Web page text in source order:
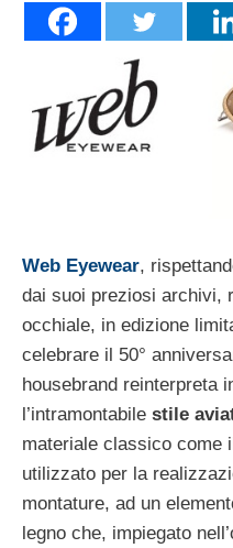
Web Eyewear,
dai suoi preziosi archivi,
occhiale, in edizione
celebrare il 50°
housebrand reinterpreta
l’intramontabile stile
materiale classico come
utilizzato per la
montature, ad un
legno che, impiegato